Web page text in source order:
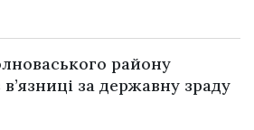
району
за державну зраду